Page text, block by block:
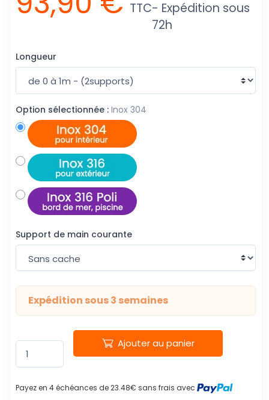
TTC- Expédition sous
72h
Longueur
Option sélectionnée : Inox 304
Support de main courante
Expédition sous 3 semaines
Ajouter au panier
Payez en 4 échéances de 23.48€ sans frais avec